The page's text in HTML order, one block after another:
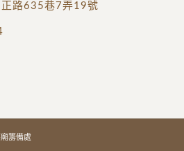
路635巷7弄19號
籌備處